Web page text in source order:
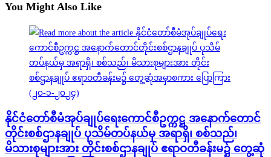
You Might Also Like
နိုင်ငံတော်စီမံအုပ်ချုပ်ရေးကောင်စီဥက္ကဋ္ဌ အနောက်တောင်
တိုင်းစစ်ဌာနချုပ် ပုသိမ်တပ်နယ်မှ အရာရှိ၊ စစ်သည်၊
မိသားစုများအား တိုင်းစစ်ဌာနချုပ် ဧရာဝတီခန်းမ၌ တွေ့ဆုံ